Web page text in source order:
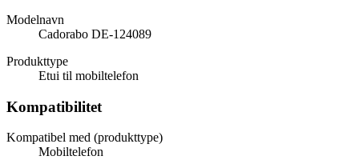
Modelnavn
Cadorabo DE-124089
Produkttype
Etui til mobiltelefon
Kompatibilitet
Kompatibel med (produkttype)
Mobiltelefon